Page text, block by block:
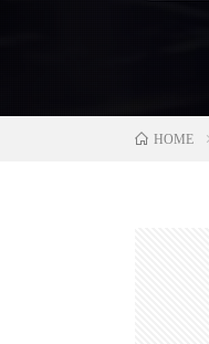
HOME